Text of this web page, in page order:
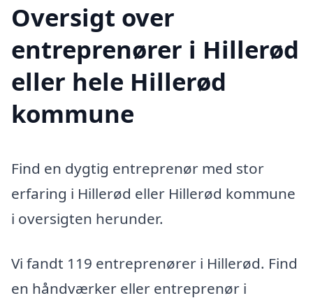
Oversigt over
entreprenører i Hillerød
eller hele Hillerød
kommune
Find en dygtig entreprenør med stor
erfaring i Hillerød eller Hillerød kommune
i oversigten herunder.
Vi fandt 119 entreprenører i Hillerød. Find
en håndværker eller entreprenør i